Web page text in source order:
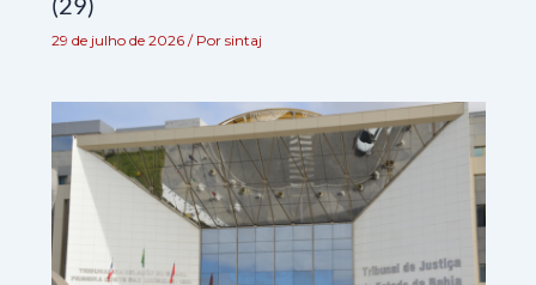
29 de julho de 2026 / Por sintaj